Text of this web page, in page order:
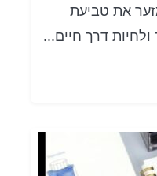
את טביעת
דרך חיים...